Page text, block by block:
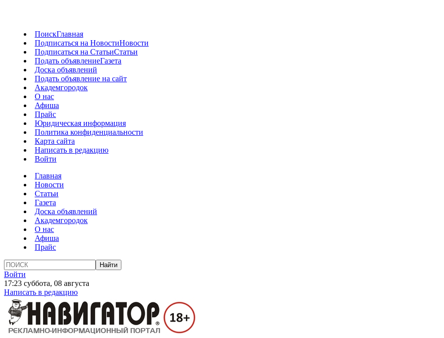
ПоискГлавная
Подписаться на НовостиНовости
Подписаться на СтатьиСтатьи
Подать объявлениеГазета
Доска объявлений
Подать объявление на сайт
Академгородок
О нас
Афиша
Прайс
Юридическая информация
Политика конфиденциальности
Карта сайта
Написать в редакцию
Войти
Главная
Новости
Статьи
Газета
Доска объявлений
Академгородок
О нас
Афиша
Прайс
Войти
17:23 суббота, 08 августа
Написать в редакцию